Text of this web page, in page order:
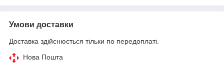
Умови доставки
Доставка здійснюється тільки по передоплаті.
Нова Пошта